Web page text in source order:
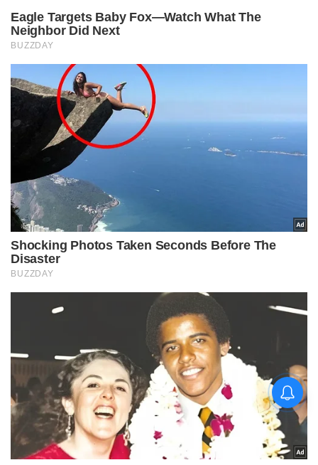
चिराग पासवान और पीएम मोदी ने छठ
पूजा के समापन पर देशवासियों को दी
शुभकामनाएं, छठी मैया से देश की
समृद्धि की कामना की